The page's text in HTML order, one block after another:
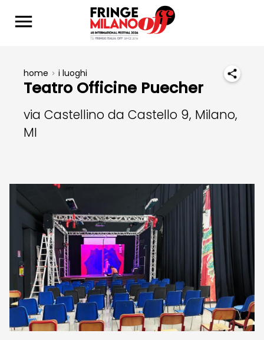
home i luoghi
Teatro Officine Puecher
via Castellino da Castello 9, Milano,
MI